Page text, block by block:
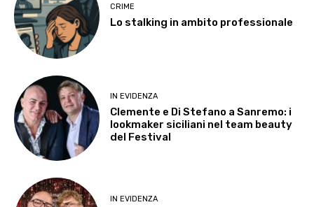
CRIME
Lo stalking in ambito professionale
IN EVIDENZA
Clemente e Di Stefano a Sanremo: i
lookmaker siciliani nel team beauty
del Festival
IN EVIDENZA